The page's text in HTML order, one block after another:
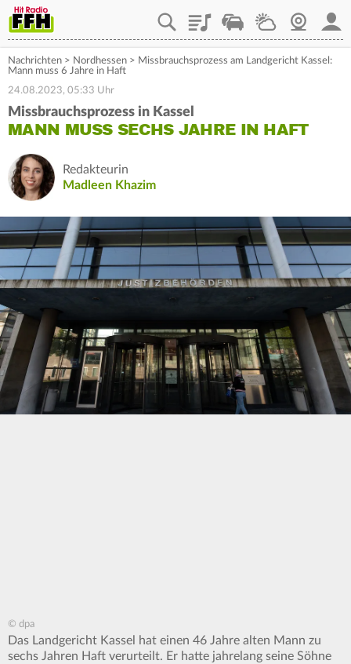
PlaylistStaupilotWetterWebcam
Nachrichten > Nordhessen > Missbrauchsprozess am Landgericht Kassel:
Mann muss 6 Jahre in Haft
24.08.2023, 05:33 Uhr
Missbrauchsprozess in Kassel
MANN MUSS SECHS JAHRE IN HAFT
Redakteurin
Madleen Khazim
© dpa
Das Landgericht Kassel hat einen 46 Jahre alten Mann zu
sechs Jahren Haft verurteilt. Er hatte jahrelang seine Söhne